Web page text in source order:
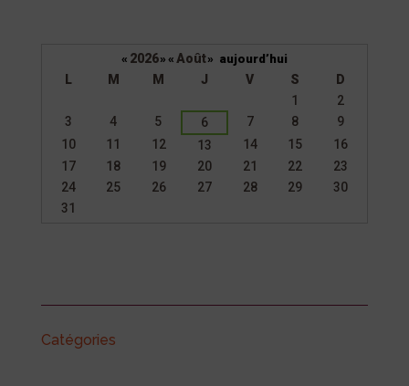
calendrier
d’évènements
« 2026» « Août» aujourd’hui
L M M J V S
D
1
2
3
4 5 6 7 8
9
10
11 12 13 14 15
16
17
18 19 20 21 22
23
24
25 26 27 28 29
30
31
Catégories